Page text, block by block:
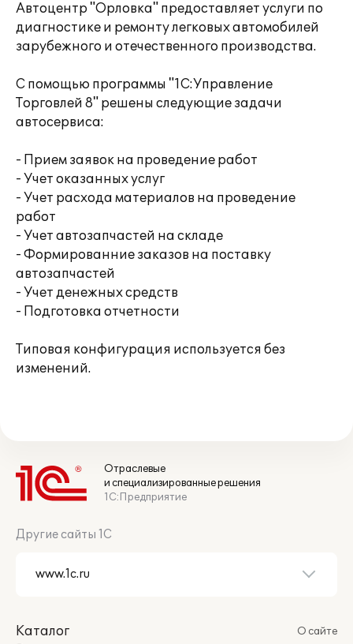
Автоцентр "Орловка" предоставляет услуги по
диагностике и ремонту легковых автомобилей
зарубежного и отечественного производства.
С помощью программы "1С:Управление
Торговлей 8" решены следующие задачи
автосервиса:
- Прием заявок на проведение работ
- Учет оказанных услуг
- Учет расхода материалов на проведение
работ
- Учет автозапчастей на складе
- Формированние заказов на поставку
автозапчастей
- Учет денежных средств
- Подготовка отчетности
Типовая конфигурация используется без
изменений.
Отраслевые
и специализированные решения
1С:Предприятие
Другие сайты 1С
Каталог
О сайте